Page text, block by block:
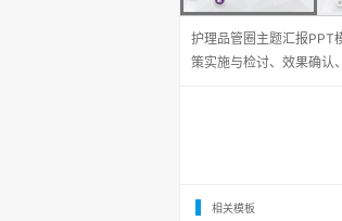
护理品管圈主题汇报PPT
策实施与检讨、效果确认
相关模板